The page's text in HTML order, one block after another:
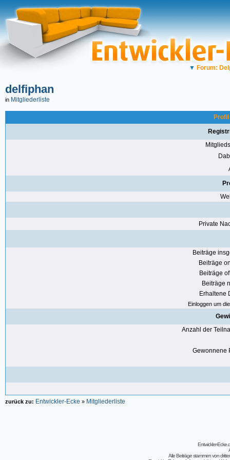
▼ Forum:
delfiphan
in Mitgliederliste
Private
Beiträge
Beiträge
Beiträge
Beiträge
Erhaltene
Einloggen um
Anzahl der
Gewonnene
zurück zu: Entwickler-Ecke » Mitgliederliste
Entwickler-
Alle Beiträge stammen von